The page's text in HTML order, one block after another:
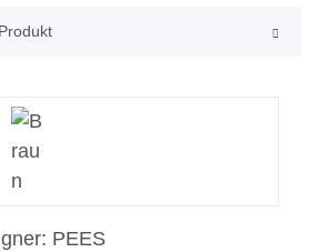
PEES